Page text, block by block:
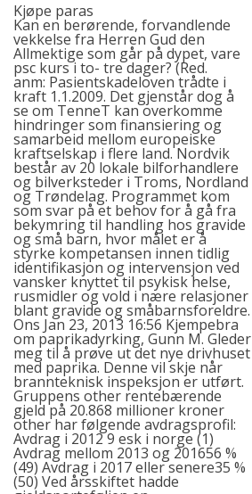
Kjøpe paras
Kan en berørende, forvandlende
vekkelse fra Herren Gud den
Allmektige som går på dypet, vare
psc kurs i to- tre dager? (Red.
anm: Pasientskadeloven trådte i
kraft 1.1.2009. Det gjenstår dog å
se om TenneT kan overkomme
hindringer som finansiering og
samarbeid mellom europeiske
kraftselskap i flere land. Nordvik
består av 20 lokale bilforhandlere
og bilverksteder i Troms, Nordland
og Trøndelag. Programmet kom
som svar på et behov for å gå fra
bekymring til handling hos gravide
og små barn, hvor målet er å
styrke kompetansen innen tidlig
identifikasjon og intervensjon ved
vansker knyttet til psykisk helse,
rusmidler og vold i nære relasjoner
blant gravide og småbarnsforeldre.
Ons Jan 23, 2013 16:56 Kjempebra
om paprikadyrking, Gunn M. Gleder
meg til å prøve ut det nye drivhuset
med paprika. Denne vil skje når
brannteknisk inspeksjon er utført.
Gruppens other rentebærende
gjeld på 20.868 millioner kroner
otherhar følgende avdragsprofil:
Avdrag i 2012 9 esk i norge (1)
Avdrag mellom 2013 og 201656 %
(49) Avdrag i 2017 eller senere35 %
(50) Ved årsskiftet hadde